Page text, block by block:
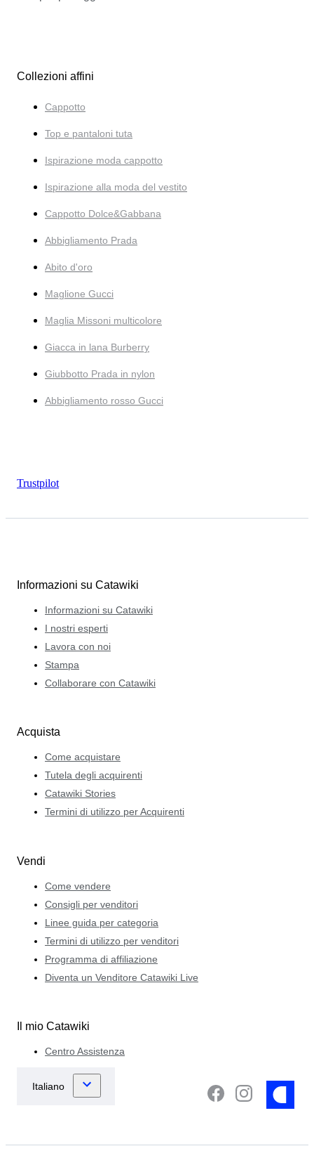
Collezioni affini
Cappotto
Top e pantaloni tuta
Ispirazione moda cappotto
Ispirazione alla moda del vestito
Cappotto Dolce&Gabbana
Abbigliamento Prada
Abito d'oro
Maglione Gucci
Maglia Missoni multicolore
Giacca in lana Burberry
Giubbotto Prada in nylon
Abbigliamento rosso Gucci
Trustpilot
Informazioni su Catawiki
Informazioni su Catawiki
I nostri esperti
Lavora con noi
Stampa
Collaborare con Catawiki
Acquista
Come acquistare
Tutela degli acquirenti
Catawiki Stories
Termini di utilizzo per Acquirenti
Vendi
Come vendere
Consigli per venditori
Linee guida per categoria
Termini di utilizzo per venditori
Programma di affiliazione
Diventa un Venditore Catawiki Live
Il mio Catawiki
Centro Assistenza